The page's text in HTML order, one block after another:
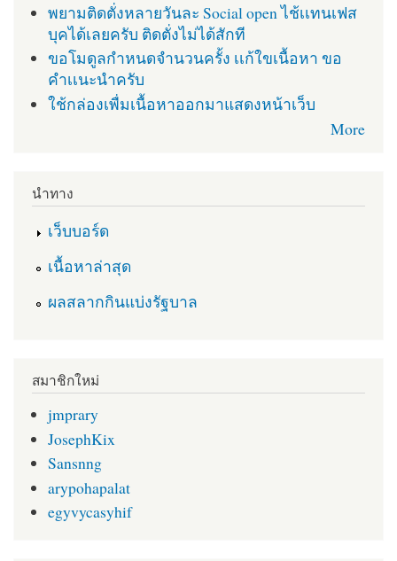
พยามติดตั่งหลายวันละ Social open ไช้เเทนเฟส
บุคได้เลยครับ ติดตั่งไม่ได้สักที
ขอโมดูลกำหนดจำนวนครั้ง เเก้ใขเนื้อหา ขอ
คำเเนะนำครับ
ใช้กล่องเพื่มเนื้อหาออกมาแสดงหน้าเว็บ
More
นำทาง
เว็บบอร์ด
เนื้อหาล่าสุด
ผลสลากกินแบ่งรัฐบาล
สมาชิกใหม่
jmprary
JosephKix
Sansnng
arypohapalat
egyvycasyhif